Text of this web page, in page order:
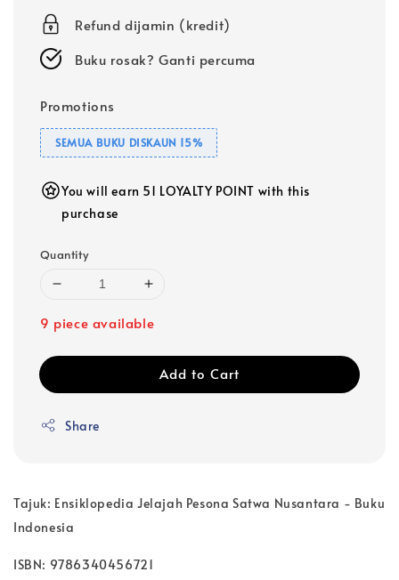
Refund dijamin (kredit)
Buku rosak? Ganti percuma
Promotions
SEMUA BUKU DISKAUN 15%
You will earn 51 LOYALTY POINT with this
purchase
Quantity
9 piece available
Add to Cart
Share
Tajuk: Ensiklopedia Jelajah Pesona Satwa Nusantara - Buku
Indonesia
ISBN: 9786340456721